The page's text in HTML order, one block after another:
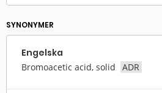
SYNONYMER
Engelska
Bromoacetic acid, solid ADR